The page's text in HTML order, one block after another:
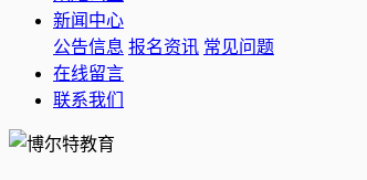
新闻中心
公告信息 报名资讯 常见问题
在线留言
联系我们